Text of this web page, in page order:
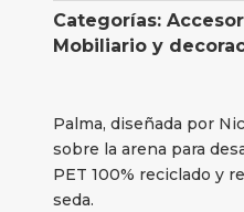
Categorías:
Mobiliario y
Palma, diseñada por
sobre la arena para
PET 100% reciclado y
seda.